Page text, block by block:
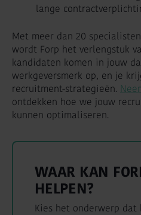
lange
Met meer dan 20
wordt Forp het verlengstuk
kandidaten komen in jouw
werkgeversmerk op, en je
recruitment-strategieën.
ontdekken hoe we jouw
kunnen optimaliseren.
WAAR KAN
HELPEN?
Kies het onderwerp